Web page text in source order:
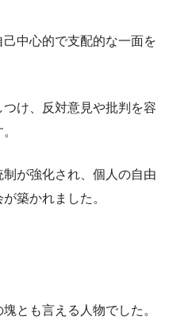
中心的で支配的な一面を
け、反対意見や批判を容
が強化され、個人の自由
築かれました。
とも言える人物でした。